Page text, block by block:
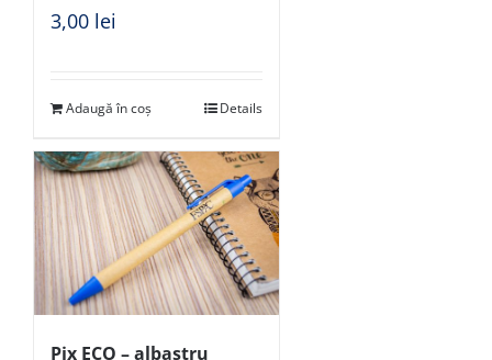
3,00 lei
Adaugă în coș Details
Pix ECO – albastru